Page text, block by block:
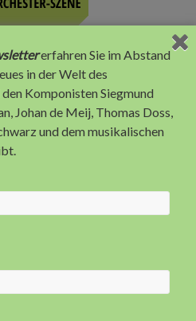
erfahren Sie im Abstand
in der Welt des
Komponisten Siegmund
Johan de Meij, Thomas Doss,
und dem musikalischen